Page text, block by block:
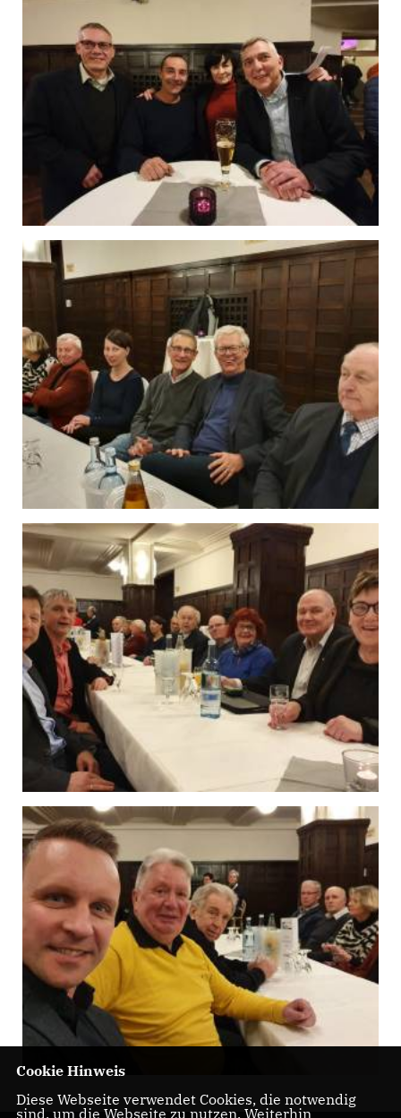
Cookie Hinweis
Diese Webseite verwendet Cookies, die notwendig
sind, um die Webseite zu nutzen. Weiterhin